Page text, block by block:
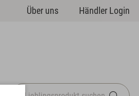
Über uns Händler Login